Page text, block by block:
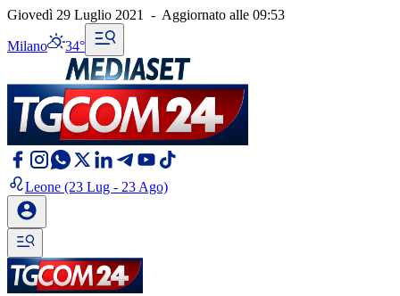
Giovedì 29 Luglio 2021 - Aggiornato alle 09:53
Milano 34°
Leone (23 Lug - 23 Ago)